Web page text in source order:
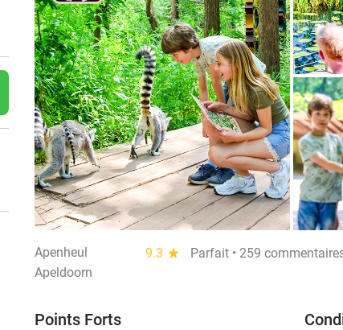
Apenheul 9.3 star
Parfait • 259
Apeldoorn
Points Forts